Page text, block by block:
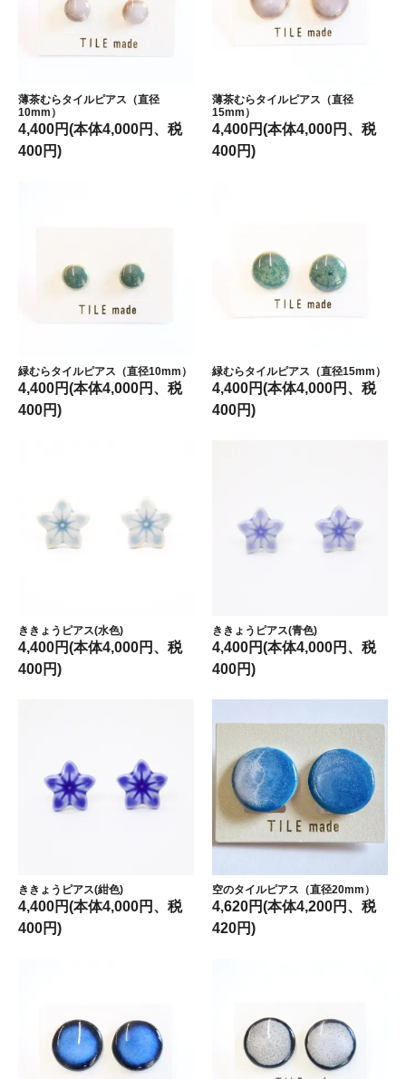
薄茶むらタイルピアス（直径
10mm）
4,400円(本体4,000円、税
400円)
薄茶むらタイルピアス（直径
15mm）
4,400円(本体4,000円、税
400円)
緑むらタイルピアス（直径10mm）
4,400円(本体4,000円、税
400円)
緑むらタイルピアス（直径15mm）
4,400円(本体4,000円、税
400円)
ききょうピアス(水色)
4,400円(本体4,000円、税
400円)
ききょうピアス(青色)
4,400円(本体4,000円、税
400円)
ききょうピアス(紺色)
4,400円(本体4,000円、税
400円)
空のタイルピアス（直径20mm）
4,620円(本体4,200円、税
420円)